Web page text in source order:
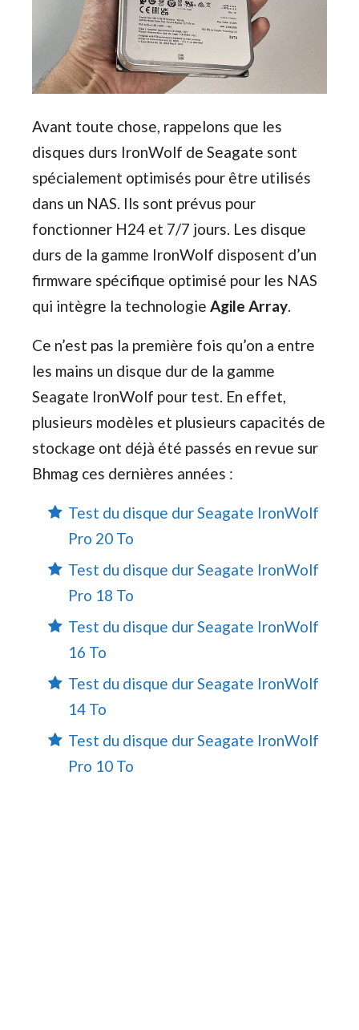
Avant toute chose, rappelons que les
disques durs IronWolf de Seagate sont
spécialement optimisés pour être utilisés
dans un NAS. Ils sont prévus pour
fonctionner H24 et 7/7 jours. Les disque
durs de la gamme IronWolf disposent d’un
firmware spécifique optimisé pour les NAS
qui intègre la technologie Agile Array.
Ce n’est pas la première fois qu’on a entre
les mains un disque dur de la gamme
Seagate IronWolf pour test. En effet,
plusieurs modèles et plusieurs capacités de
stockage ont déjà été passés en revue sur
Bhmag ces dernières années :
Test du disque dur Seagate IronWolf
Pro 20 To
Test du disque dur Seagate IronWolf
Pro 18 To
Test du disque dur Seagate IronWolf
16 To
Test du disque dur Seagate IronWolf
14 To
Test du disque dur Seagate IronWolf
Pro 10 To